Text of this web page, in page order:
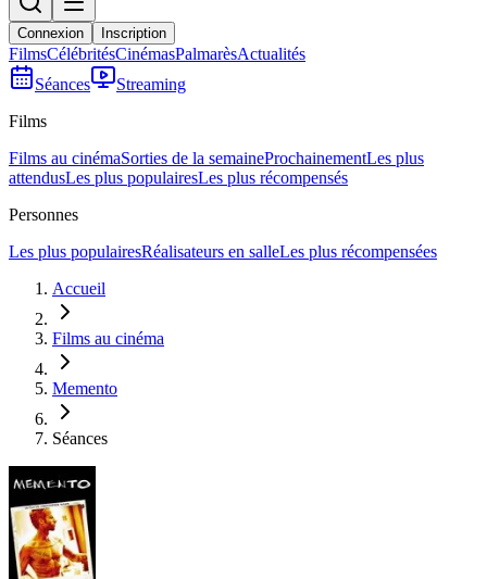
Connexion Inscription
FilmsCélébritésCinémasPalmarèsActualités
Séances
Streaming
Films
Films au cinémaSorties de la semaineProchainementLes plus
attendusLes plus populairesLes plus récompensés
Personnes
Les plus populairesRéalisateurs en salleLes plus récompensées
Accueil
Films au cinéma
Memento
Séances